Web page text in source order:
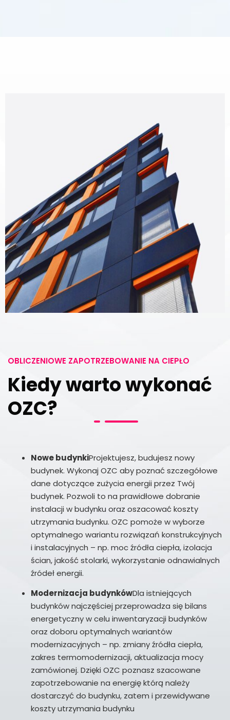
OBLICZENIOWE ZAPOTRZEBOWANIE NA CIEPŁO
Kiedy warto wykonać
OZC?
Nowe budynkiProjektujesz, budujesz nowy
budynek. Wykonaj OZC aby poznać szczegółowe
dane dotyczące zużycia energii przez Twój
budynek. Pozwoli to na prawidłowe dobranie
instalacji w budynku oraz oszacować koszty
utrzymania budynku. OZC pomoże w wyborze
optymalnego wariantu rozwiązań konstrukcyjnych
i instalacyjnych – np. moc źródła ciepła, izolacja
ścian, jakość stolarki, wykorzystanie odnawialnych
źródeł energii.
Modernizacja budynkówDla istniejących
budynków najczęściej przeprowadza się bilans
energetyczny w celu inwentaryzacji budynków
oraz doboru optymalnych wariantów
modernizacyjnych – np. zmiany źródła ciepła,
zakres termomodernizacji, aktualizacja mocy
zamówionej. Dzięki OZC poznasz szacowane
zapotrzebowanie na energię którą należy
dostarczyć do budynku, zatem i przewidywane
koszty utrzymania budynku